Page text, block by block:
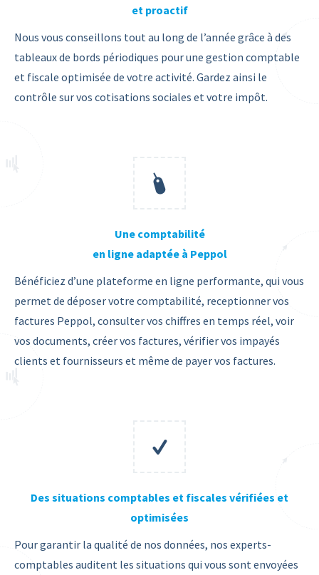
et proactif
Nous vous conseillons tout au long de l’année grâce à des
tableaux de bords périodiques pour une gestion comptable
et fiscale optimisée de votre activité. Gardez ainsi le
contrôle sur vos cotisations sociales et votre impôt.
Une comptabilité
en ligne adaptée à Peppol
Bénéficiez d’une plateforme en ligne performante, qui vous
permet de déposer votre comptabilité, receptionner vos
factures Peppol, consulter vos chiffres en temps réel, voir
vos documents, créer vos factures, vérifier vos impayés
clients et fournisseurs et même de payer vos factures.
Des situations comptables et fiscales vérifiées et
optimisées
Pour garantir la qualité de nos données, nos experts-
comptables auditent les situations qui vous sont envoyées